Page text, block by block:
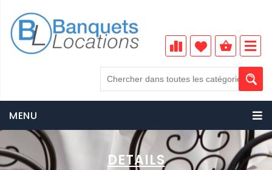
MENU
DETAILS